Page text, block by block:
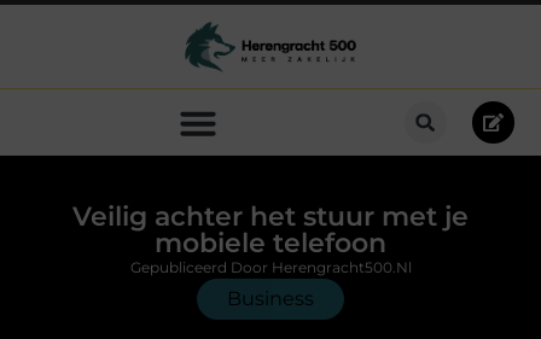
Veilig achter het stuur met je
mobiele telefoon
Business
Gepubliceerd Door Herengracht500.nl